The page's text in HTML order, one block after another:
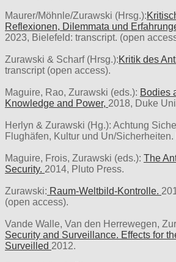
Maurer/Möhnle/Zurawski (Hrsg.):
Reflexionen, Dilemmata und
2023, Bielefeld: transcript. (open
Zurawski & Scharf (Hrsg.):Kritik des
transcript (open access).
Maguire, Rao, Zurawski (eds.): Bodies
Knowledge and Power, 2018, Duke
Herlyn & Zurawski (Hg.): Achtung
Flughäfen, Kultur und Un/Sicherheiten.
Maguire, Frois, Zurawski (eds.): The
Security. 2014, Pluto Press.
Zurawski: Raum-Weltbild-Kontrolle.
(open access).
Vande Walle, Van den Herrewegen,
Security and Surveillance. Effects for
Surveilled 2012.